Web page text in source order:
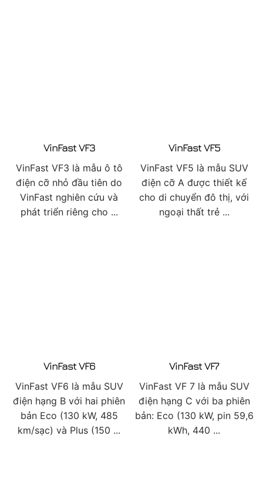
VinFast VF3
VinFast VF3 là mẫu ô tô
điện cỡ nhỏ đầu tiên do
VinFast nghiên cứu và
phát triển riêng cho ...
VinFast VF5
VinFast VF5 là mẫu SUV
điện cỡ A được thiết kế
cho di chuyển đô thị, với
ngoại thất trẻ ...
VinFast VF6
VinFast VF6 là mẫu SUV
điện hạng B với hai phiên
bản Eco (130 kW, 485
km/sạc) và Plus (150 ...
VinFast VF7
VinFast VF 7 là mẫu SUV
điện hạng C với ba phiên
bản: Eco (130 kW, pin 59,6
kWh, 440 ...